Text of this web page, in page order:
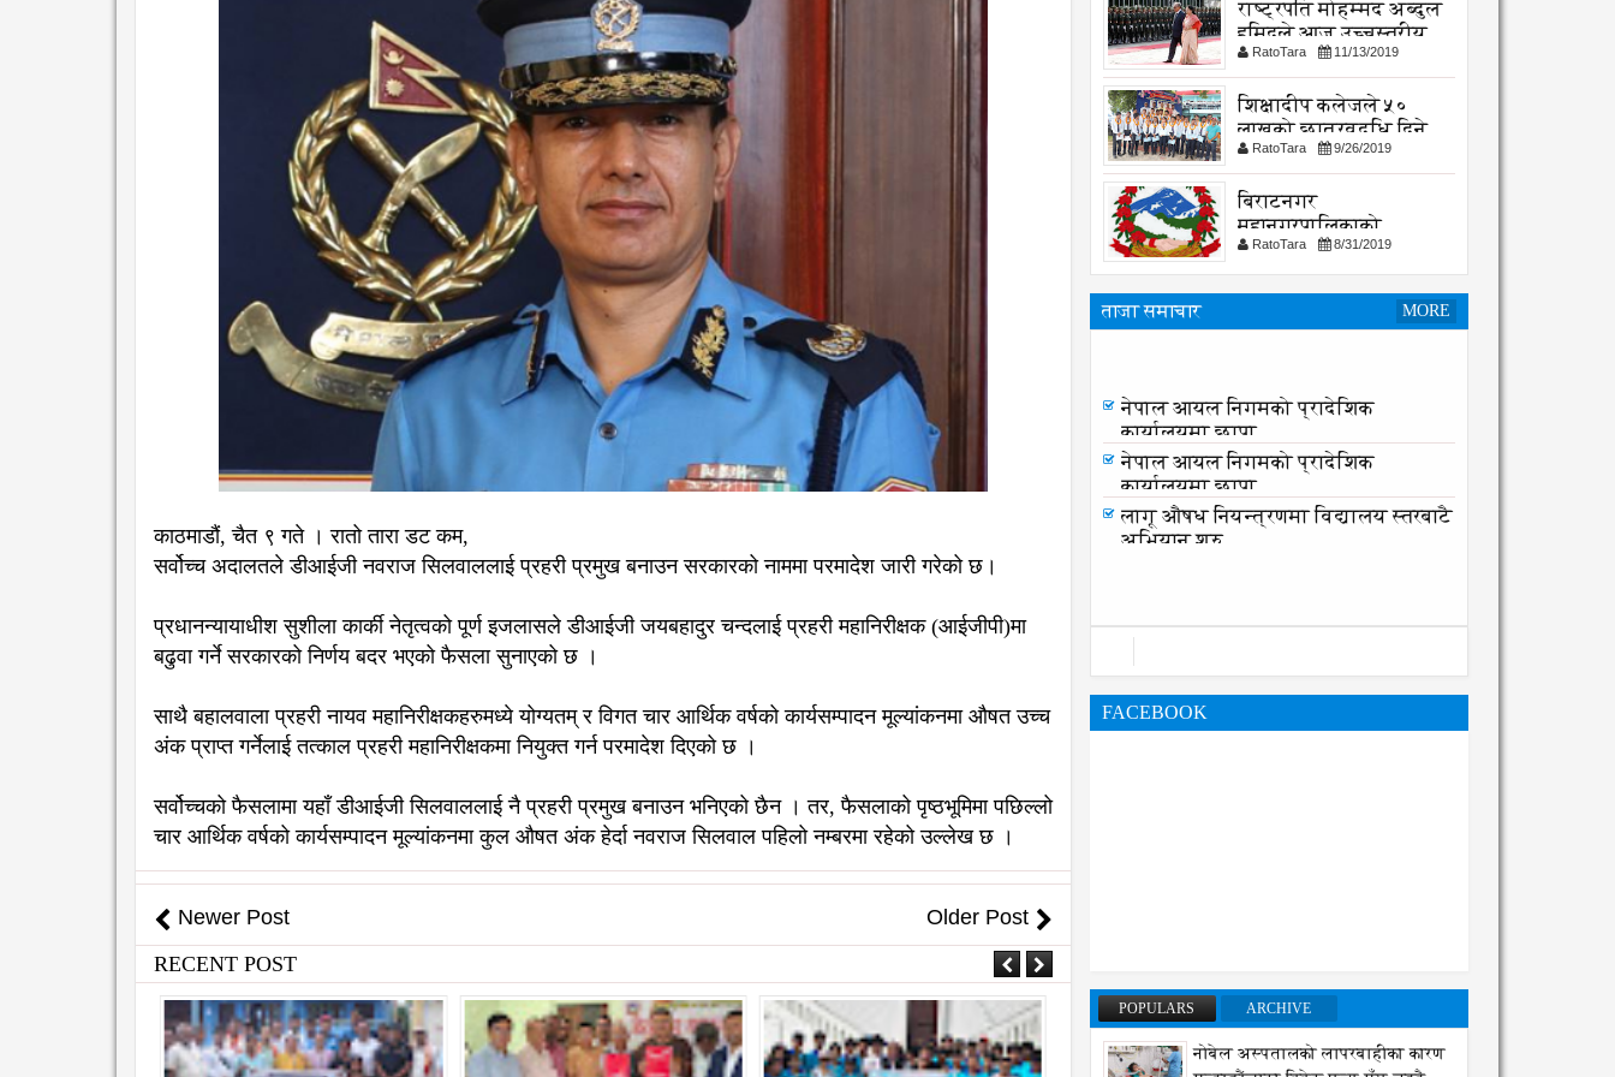
काठमाडौं, चैत ९ गते । रातो तारा डट कम,
सर्वोच्च अदालतले डीआईजी नवराज सिलवाललाई प्रहरी प्रमुख बनाउन सरकारको नाममा परमादेश जारी गरेको छ।
प्रधानन्यायाधीश सुशीला कार्की नेतृत्वको पूर्ण इजलासले डीआईजी जयबहादुर चन्दलाई प्रहरी महानिरीक्षक (आईजीपी)मा
बढुवा गर्ने सरकारको निर्णय बदर भएको फैसला सुनाएको छ ।
साथै बहालवाला प्रहरी नायव महानिरीक्षकहरुमध्ये योग्यतम् र विगत चार आर्थिक वर्षको कार्यसम्पादन मूल्यांकनमा औषत उच्च
अंक प्राप्त गर्नेलाई तत्काल प्रहरी महानिरीक्षकमा नियुक्त गर्न परमादेश दिएको छ ।
सर्वोच्चको फैसलामा यहाँ डीआईजी सिलवाललाई नै प्रहरी प्रमुख बनाउन भनिएको छैन । तर, फैसलाको पृष्ठभूमिमा पछिल्लो
चार आर्थिक वर्षको कार्यसम्पादन मूल्यांकनमा कुल औषत अंक हेर्दा नवराज सिलवाल पहिलो नम्बरमा रहेको उल्लेख छ ।
Newer Post
Older Post
RECENT POST
राष्ट्रपति मोहम्मद अब्दुल
हमिदले आज उच्चस्तरीय
भेटवार्ता गर्नु हुदै,
RatoTara 11/13/2019
शिक्षादीप कलेजले ५०
लाखको छात्रवृद्धि दिने
घोषणा
RatoTara 9/26/2019
बिराटनगर
महानगरपालिकाको
सार्वजनिक -सुचना
RatoTara 8/31/2019
ताजा समाचार MORE
नेपाल आयल निगमको प्रादेशिक
कार्यालयमा छापा
नेपाल आयल निगमको प्रादेशिक
कार्यालयमा छापा
लागू औषध नियन्त्रणमा विद्यालय स्तरबाटै
अभियान शुरु
FACEBOOK
POPULARS ARCHIVE
नोबेल अस्पतालको लापरबाहीका कारण